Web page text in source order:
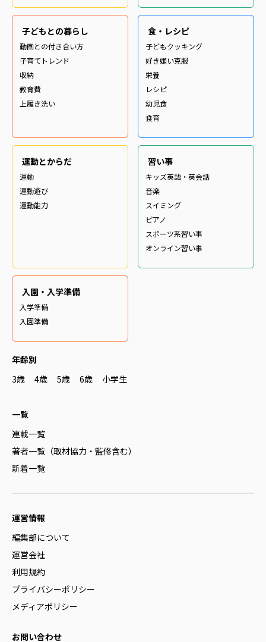
子どもとの暮らし
動画との付き合い方
子育てトレンド
収納
教育費
上履き洗い
食・レシピ
子どもクッキング
好き嫌い克服
栄養
レシピ
幼児食
食育
運動とからだ
運動
運動遊び
運動能力
習い事
キッズ英語・英会話
音楽
スイミング
ピアノ
スポーツ系習い事
オンライン習い事
入園・入学準備
入学準備
入園準備
年齢別
3歳
4歳 5歳 6歳 小学生
一覧
連載一覧
著者一覧（取材協力・監修含む）
新着一覧
運営情報
編集部について
運営会社
利用規約
プライバシーポリシー
メディアポリシー
お問い合わせ